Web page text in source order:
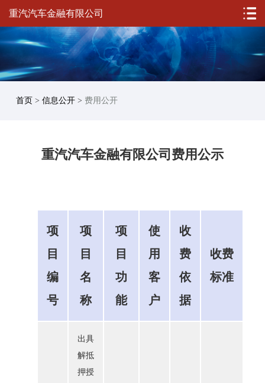
重汽汽车金融有限公司
首页> 信息公开> 费用公开
重汽汽车金融有限公司费用公示
项
目
编
号
项
目
名
称
项
目
功
能
使
用
客
户
收
费
依
据
收费
标准
出具
解抵
押授